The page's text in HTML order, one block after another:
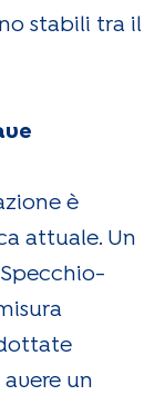
stabili tra il
è
attuale. Un
un